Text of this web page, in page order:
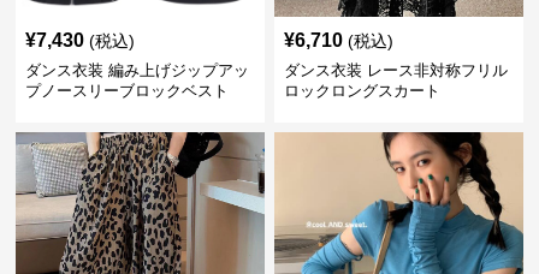
¥7,430 (税込)
ダンス衣装 編み上げジップアッ
プノースリーブロックベスト
¥6,710 (税込)
ダンス衣装 レース非対称フリル
ロックロングスカート